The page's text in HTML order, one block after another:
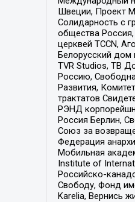
Швеции, Проект
Солидарность с
общества
церквей TCCN,
Белорусский дом
TVR Studios, ТВ
Россию,
Развития,
трактатов
РЭНД
Россия Берлин,
Союз за
Федерация
Мобильная
Institute of
Российско-
Свободу, Фонд
Karelia, Вернись